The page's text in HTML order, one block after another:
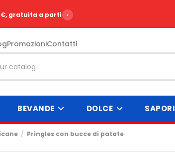
gratuita a partire da 99€
›
PromozioniContatti
BEVANDE DOLCE
Pringles con bucce di patate